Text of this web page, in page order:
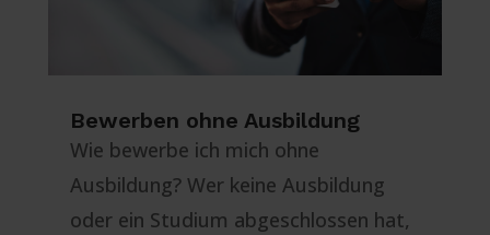
Bewerben ohne Ausbildung
Wie bewerbe ich mich ohne
Ausbildung? Wer keine Ausbildung
oder ein Studium abgeschlossen hat,